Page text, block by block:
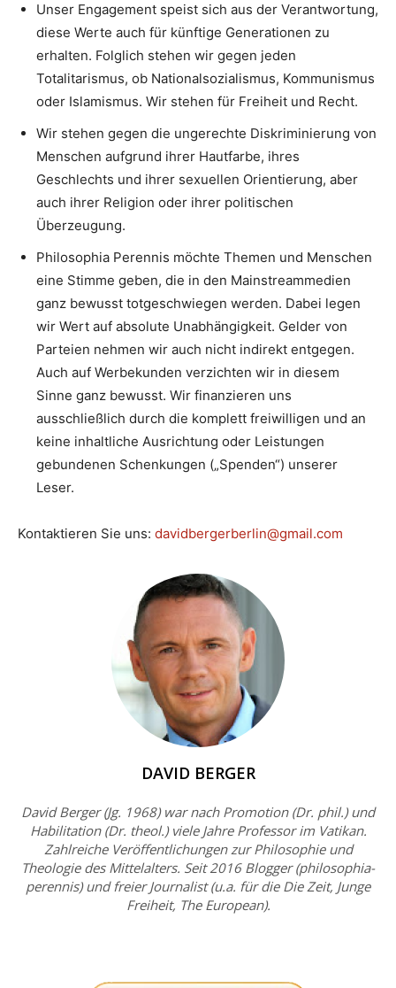
Unser Engagement speist sich aus der Verantwortung,
diese Werte auch für künftige Generationen zu
erhalten. Folglich stehen wir gegen jeden
Totalitarismus, ob Nationalsozialismus, Kommunismus
oder Islamismus. Wir stehen für Freiheit und Recht.
Wir stehen gegen die ungerechte Diskriminierung von
Menschen aufgrund ihrer Hautfarbe, ihres
Geschlechts und ihrer sexuellen Orientierung, aber
auch ihrer Religion oder ihrer politischen
Überzeugung.
Philosophia Perennis möchte Themen und Menschen
eine Stimme geben, die in den Mainstreammedien
ganz bewusst totgeschwiegen werden. Dabei legen
wir Wert auf absolute Unabhängigkeit. Gelder von
Parteien nehmen wir auch nicht indirekt entgegen.
Auch auf Werbekunden verzichten wir in diesem
Sinne ganz bewusst. Wir finanzieren uns
ausschließlich durch die komplett freiwilligen und an
keine inhaltliche Ausrichtung oder Leistungen
gebundenen Schenkungen („Spenden“) unserer
Leser.
Kontaktieren Sie uns: davidbergerberlin@gmail.com
DAVID BERGER
David Berger (Jg. 1968) war nach Promotion (Dr. phil.) und
Habilitation (Dr. theol.) viele Jahre Professor im Vatikan.
Zahlreiche Veröffentlichungen zur Philosophie und
Theologie des Mittelalters. Seit 2016 Blogger (philosophia-
perennis) und freier Journalist (u.a. für die Die Zeit, Junge
Freiheit, The European).